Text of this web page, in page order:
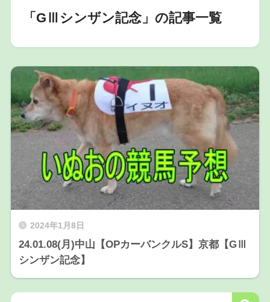
「GⅢシンザン記念」の記事一覧
2024年1月8日
24.01.08(月)中山【OPカーバンクルS】京都【GⅢ
シンザン記念】